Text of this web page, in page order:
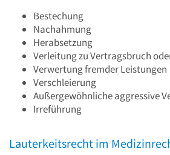
Bestechung
Nachahmung
Herabsetzung
Verleitung zu Vertragsbruch
Verwertung fremder Leistungen
Verschleierung
Außergewöhnliche aggressive
Irreführung
Lauterkeitsrecht im